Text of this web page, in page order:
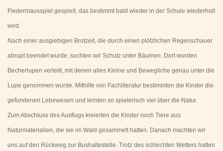
Fledermausspiel gespielt, das bestimmt bald wieder in der Schule wiederholt
wird.
Nach einer ausgiebigen Brotzeit, die durch einen plötzlichen Regenschauer
abrupt beendet wurde, suchten wir Schutz unter Bäumen. Dort wurden
Becherlupen verteilt, mit denen alles Kleine und Bewegliche genau unter die
Lupe genommen wurde. Mithilfe von Fachliteratur bestimmten die Kinder die
gefundenen Lebewesen und lernten so spielerisch viel über die Natur.
Zum Abschluss des Ausflugs kreierten die Kinder noch Tiere aus
Naturmaterialien, die sie im Wald gesammelt hatten. Danach machten wir
uns auf den Rückweg zur Bushaltestelle. Trotz des schlechten Wetters hatten